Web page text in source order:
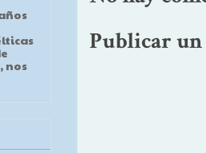
Publicar
nos